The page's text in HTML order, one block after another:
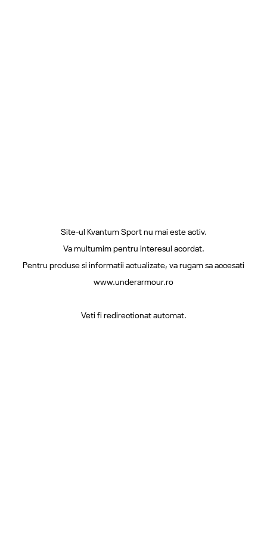
Site-ul Kvantum Sport nu mai este activ.
Va multumim pentru interesul acordat.
Pentru produse si informatii actualizate, va rugam sa accesati
www.underarmour.ro
Veti fi redirectionat automat.